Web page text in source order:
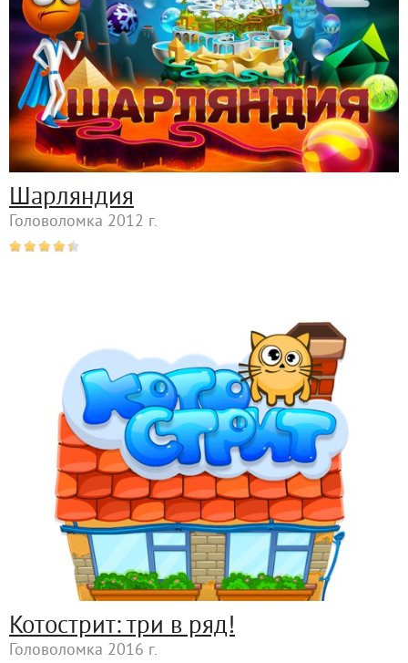
Шарляндия
Головоломка 2012 г.
Котострит: три в ряд!
Головоломка 2016 г.